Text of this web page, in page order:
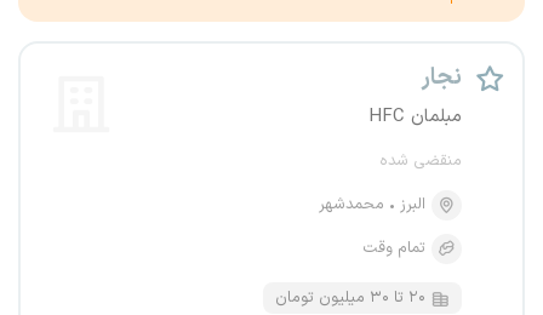
نجار
مبلمان HFC
منقضی شده
البرز
محمدشهر
تمام وقت
۲۰ تا ۳۰ میلیون تومان